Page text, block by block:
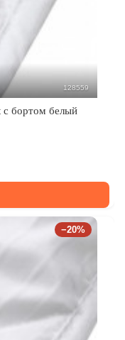
128559
с бортом белый
−20%